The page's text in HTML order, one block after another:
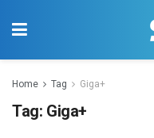
Home Tag Giga+
Tag: Giga+